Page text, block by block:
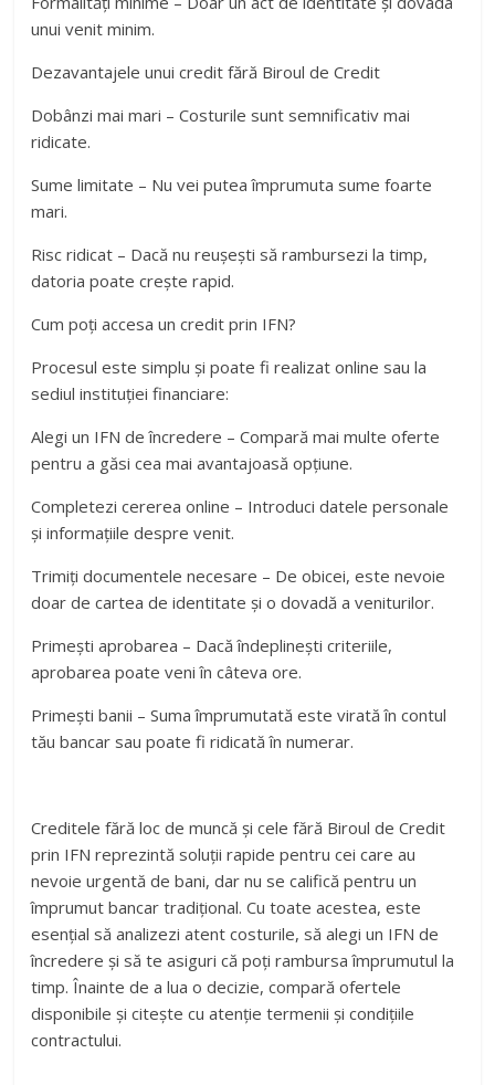
unui venit minim.
Dezavantajele unui credit fără Biroul de Credit
Dobânzi mai mari – Costurile sunt semnificativ mai
ridicate.
Sume limitate – Nu vei putea împrumuta sume foarte
mari.
Risc ridicat – Dacă nu reușești să rambursezi la timp,
datoria poate crește rapid.
Cum poți accesa un credit prin IFN?
Procesul este simplu și poate fi realizat online sau la
sediul instituției financiare:
Alegi un IFN de încredere – Compară mai multe oferte
pentru a găsi cea mai avantajoasă opțiune.
Completezi cererea online – Introduci datele personale
și informațiile despre venit.
Trimiți documentele necesare – De obicei, este nevoie
doar de cartea de identitate și o dovadă a veniturilor.
Primești aprobarea – Dacă îndeplinești criteriile,
aprobarea poate veni în câteva ore.
Primești banii – Suma împrumutată este virată în contul
tău bancar sau poate fi ridicată în numerar.
Creditele fără loc de muncă și cele fără Biroul de Credit
prin IFN reprezintă soluții rapide pentru cei care au
nevoie urgentă de bani, dar nu se califică pentru un
împrumut bancar tradițional. Cu toate acestea, este
esențial să analizezi atent costurile, să alegi un IFN de
încredere și să te asiguri că poți rambursa împrumutul la
timp. Înainte de a lua o decizie, compară ofertele
disponibile și citește cu atenție termenii și condițiile
contractului.